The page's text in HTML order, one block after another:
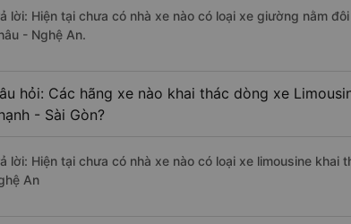
lời: Hiện tại chưa có nhà xe nào có loại xe giường nằm
- Nghệ An.
hỏi: Các hãng xe nào khai thác dòng xe
- Sài Gòn?
lời: Hiện tại chưa có nhà xe nào có loại xe limousine khai
An